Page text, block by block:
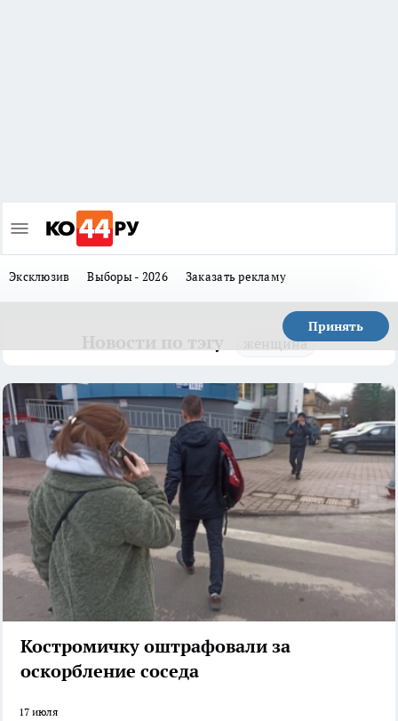
Эксклюзив Выборы - 2026 Заказать рекламу
Принять
женщина
Костромичку оштрафовали за
оскорбление соседа
17 июля